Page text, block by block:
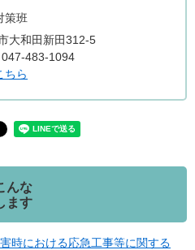
策班
大和田新田312-5
483-1094
ちら
んな
ます
時における応急工事等に関する